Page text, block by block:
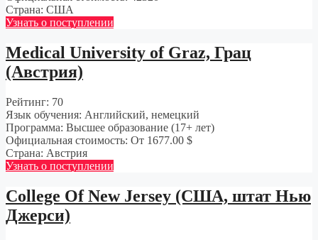
Страна: США
Узнать о поступлении
Medical University of Graz, Грац
(Австрия)
Рейтинг: 70
Язык обучения: Английский, немецкий
Программа: Высшее образование (17+ лет)
Официальная стоимость: От 1677.00 $
Страна: Австрия
Узнать о поступлении
College Of New Jersey (США, штат Нью
Джерси)